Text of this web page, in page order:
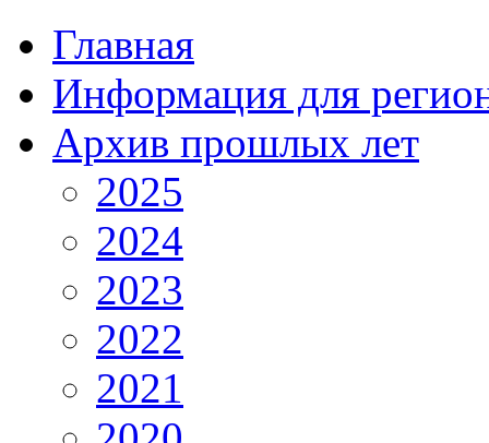
Главная
Информация для
Архив прошлых лет
2025
2024
2023
2022
2021